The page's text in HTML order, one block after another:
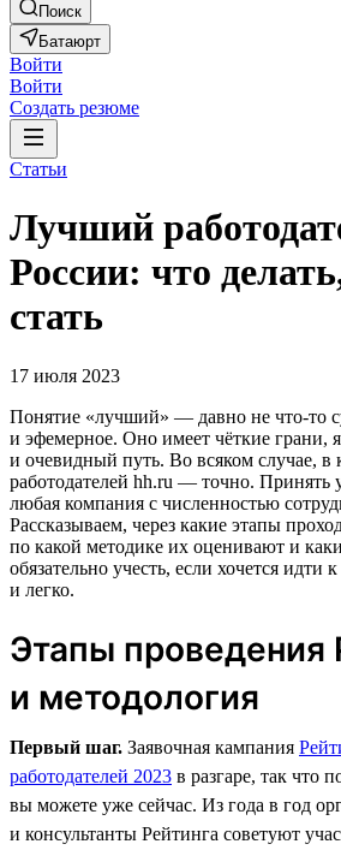
Поиск
Батаюрт
Войти
Войти
Создать резюме
Статьи
Лучший
России: что
стать
17 июля 2023
Понятие «лучший» — давно не что-то
и эфемерное. Оно имеет чёткие грани,
и очевидный путь. Во всяком случае, в
работодателей hh.ru — точно. Принять
любая компания с численностью
Рассказываем, через какие этапы
по какой методике их оценивают и
обязательно учесть, если хочется идти
и легко.
Этапы проведения
и методология
Первый шаг. Заявочная кампания
работодателей 2023 в разгаре, так что
вы можете уже сейчас. Из года в год
и консультанты Рейтинга советуют